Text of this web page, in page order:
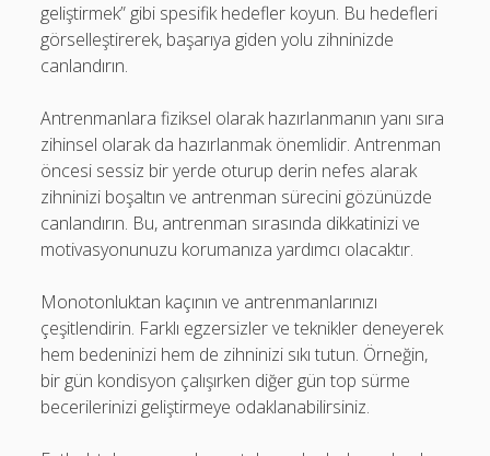
geliştirmek” gibi spesifik hedefler koyun. Bu hedefleri
görselleştirerek, başarıya giden yolu zihninizde
canlandırın.
Antrenmanlara fiziksel olarak hazırlanmanın yanı sıra
zihinsel olarak da hazırlanmak önemlidir. Antrenman
öncesi sessiz bir yerde oturup derin nefes alarak
zihninizi boşaltın ve antrenman sürecini gözünüzde
canlandırın. Bu, antrenman sırasında dikkatinizi ve
motivasyonunuzu korumanıza yardımcı olacaktır.
Monotonluktan kaçının ve antrenmanlarınızı
çeşitlendirin. Farklı egzersizler ve teknikler deneyerek
hem bedeninizi hem de zihninizi sıkı tutun. Örneğin,
bir gün kondisyon çalışırken diğer gün top sürme
becerilerinizi geliştirmeye odaklanabilirsiniz.